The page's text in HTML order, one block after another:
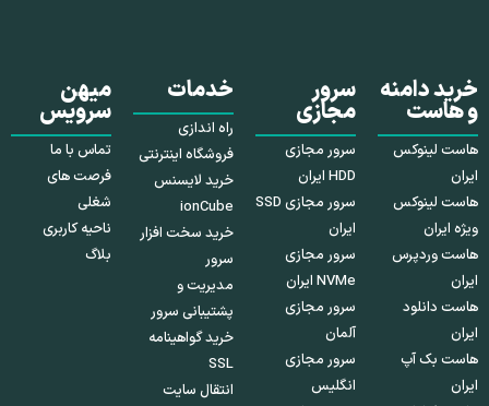
خرید دامنه
و هاست
هاست لینوکس
ایران
هاست لینوکس
ویژه ایران
هاست وردپرس
ایران
هاست دانلود
ایران
هاست بک آپ
ایران
سرور
مجازی
سرور مجازی
HDD ایران
سرور مجازی SSD
ایران
سرور مجازی
NVMe ایران
سرور مجازی
آلمان
سرور مجازی
انگلیس
خدمات
راه اندازی
فروشگاه اینترنتی
خرید لایسنس
ionCube
خرید سخت افزار
سرور
مدیریت و
پشتیبانی سرور
خرید گواهینامه
SSL
انتقال سایت
میهن
سرویس
تماس با ما
فرصت های
شغلی
ناحیه کاربری
بلاگ